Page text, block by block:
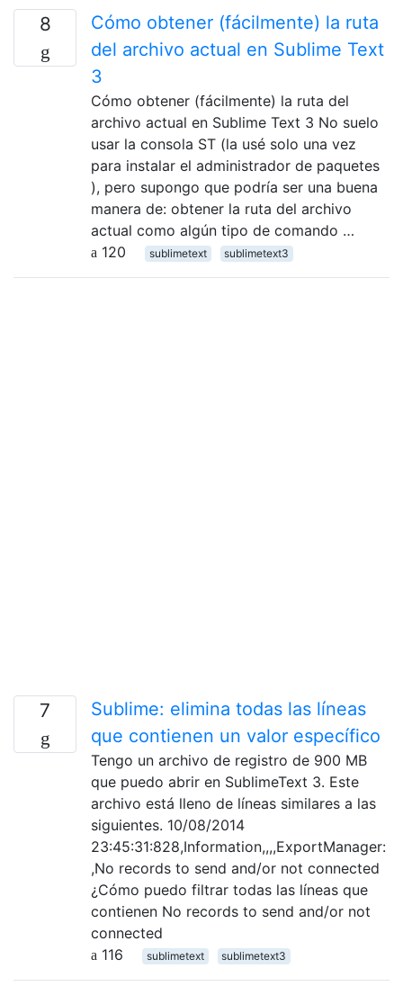
8
Cómo obtener (fácilmente) la ruta
del archivo actual en Sublime Text
3
Cómo obtener (fácilmente) la ruta del
archivo actual en Sublime Text 3 No suelo
usar la consola ST (la usé solo una vez
para instalar el administrador de paquetes
), pero supongo que podría ser una buena
manera de: obtener la ruta del archivo
actual como algún tipo de comando …
120
sublimetext sublimetext3
7
Sublime: elimina todas las líneas
que contienen un valor específico
Tengo un archivo de registro de 900 MB
que puedo abrir en SublimeText 3. Este
archivo está lleno de líneas similares a las
siguientes. 10/08/2014
23:45:31:828,Information,,,,ExportManager:
,No records to send and/or not connected
¿Cómo puedo filtrar todas las líneas que
contienen No records to send and/or not
connected
116
sublimetext sublimetext3